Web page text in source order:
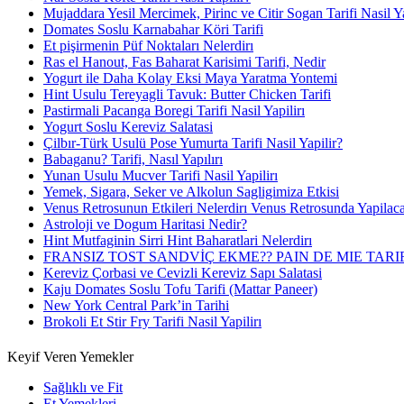
Mujaddara Yesil Mercimek, Pirinc ve Citir Sogan Tarifi Nasil
Domates Soslu Karnabahar Köri Tarifi
Et pişirmenin Püf Noktaları Nelerdirı
Ras el Hanout, Fas Baharat Karisimi Tarifi, Nedir
Yogurt ile Daha Kolay Eksi Maya Yaratma Yontemi
Hint Usulu Tereyagli Tavuk: Butter Chicken Tarifi
Pastirmali Pacanga Boregi Tarifi Nasil Yapilirı
Yogurt Soslu Kereviz Salatasi
Çilbır-Türk Usulü Pose Yumurta Tarifi Nasil Yapilir?
Babaganu? Tarifi, Nasıl Yapılırı
Yunan Usulu Mucver Tarifi Nasil Yapilirı
Yemek, Sigara, Seker ve Alkolun Sagligimiza Etkisi
Venus Retrosunun Etkileri Nelerdirı Venus Retrosunda
Astroloji ve Dogum Haritasi Nedir?
Hint Mutfaginin Sirri Hint Baharatlari Nelerdirı
FRANSIZ TOST SANDVİÇ EKME?? PAIN DE MIE
Kereviz Çorbasi ve Cevizli Kereviz Sapı Salatasi
Kaju Domates Soslu Tofu Tarifi (Mattar Paneer)
New York Central Park’in Tarihi
Brokoli Et Stir Fry Tarifi Nasil Yapilirı
Keyif Veren Yemekler
Sağlıklı ve Fit